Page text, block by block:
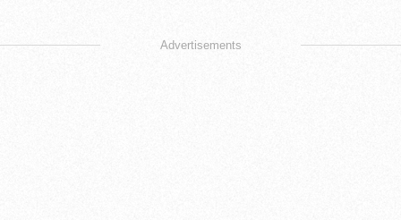
Advertisements